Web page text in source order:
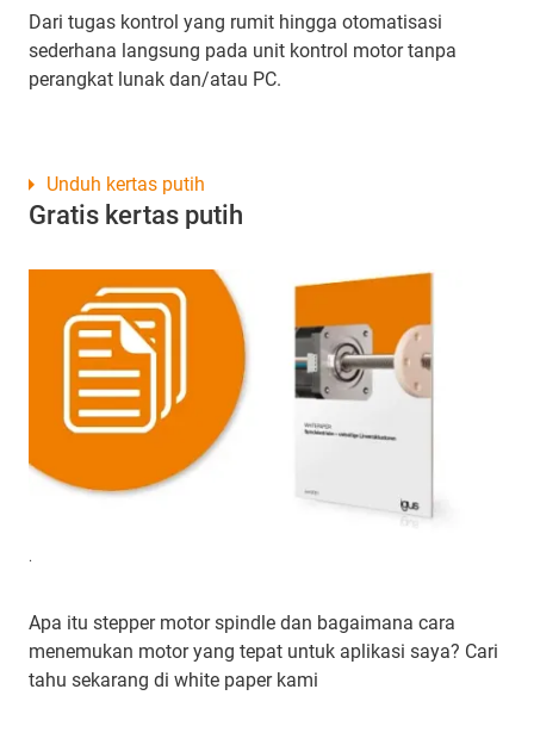
Dari tugas kontrol yang rumit hingga otomatisasi
sederhana langsung pada unit kontrol motor tanpa
perangkat lunak dan/atau PC.
Gratis kertas putih
.
Apa itu stepper motor spindle dan bagaimana cara
menemukan motor yang tepat untuk aplikasi saya? Cari
tahu sekarang di white paper kami
Unduh kertas putih